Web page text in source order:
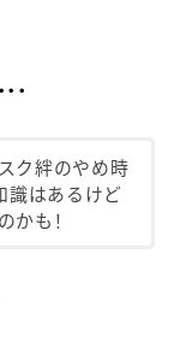
・
ク絆のやめ時
識はあるけど
かも！